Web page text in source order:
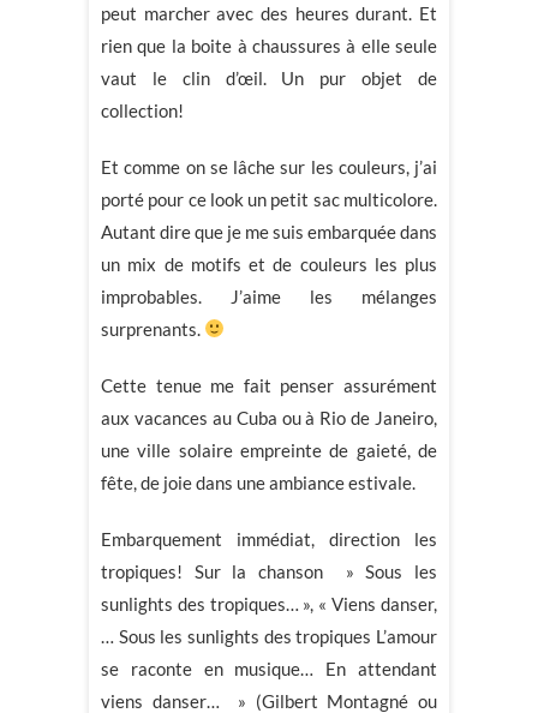
peut marcher avec des heures durant. Et
rien que la boite à chaussures à elle seule
vaut le clin d’œil. Un pur objet de
collection!
Et comme on se lâche sur les couleurs, j’ai
porté pour ce look un petit sac multicolore.
Autant dire que je me suis embarquée dans
un mix de motifs et de couleurs les plus
improbables. J’aime les mélanges
surprenants.
Cette tenue me fait penser assurément
aux vacances au Cuba ou à Rio de Janeiro,
une ville solaire empreinte de gaieté, de
fête, de joie dans une ambiance estivale.
Embarquement immédiat, direction les
tropiques! Sur la chanson » Sous les
sunlights des tropiques… », « Viens danser,
… Sous les sunlights des tropiques L’amour
se raconte en musique… En attendant
viens danser… » (Gilbert Montagné ou